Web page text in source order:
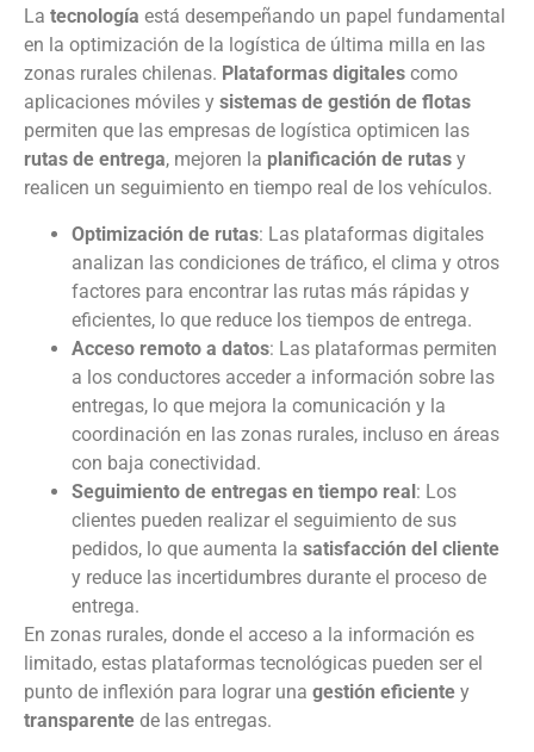
La tecnología está desempeñando un papel fundamental
en la optimización de la logística de última milla en las
zonas rurales chilenas. Plataformas digitales como
aplicaciones móviles y sistemas de gestión de flotas
permiten que las empresas de logística optimicen las
rutas de entrega, mejoren la planificación de rutas y
realicen un seguimiento en tiempo real de los vehículos.
Optimización de rutas: Las plataformas digitales
analizan las condiciones de tráfico, el clima y otros
factores para encontrar las rutas más rápidas y
eficientes, lo que reduce los tiempos de entrega.
Acceso remoto a datos: Las plataformas permiten
a los conductores acceder a información sobre las
entregas, lo que mejora la comunicación y la
coordinación en las zonas rurales, incluso en áreas
con baja conectividad.
Seguimiento de entregas en tiempo real: Los
clientes pueden realizar el seguimiento de sus
pedidos, lo que aumenta la satisfacción del cliente
y reduce las incertidumbres durante el proceso de
entrega.
En zonas rurales, donde el acceso a la información es
limitado, estas plataformas tecnológicas pueden ser el
punto de inflexión para lograr una gestión eficiente y
transparente de las entregas.